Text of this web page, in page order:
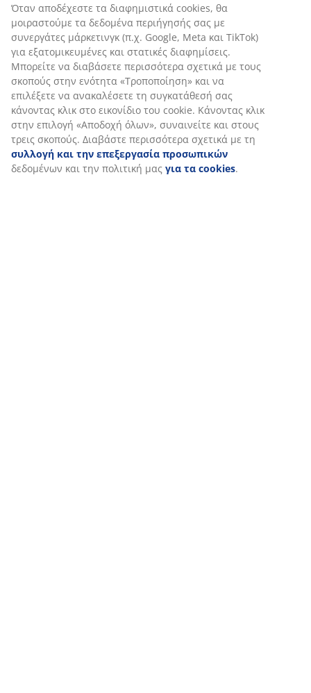
Όταν αποδέχεστε τα διαφημιστικά cookies, θα
μοιραστούμε τα δεδομένα περιήγησής σας με
συνεργάτες μάρκετινγκ (π.χ. Google, Meta και TikTok)
για εξατομικευμένες και στατικές διαφημίσεις.
Μπορείτε να διαβάσετε περισσότερα σχετικά με τους
σκοπούς στην ενότητα «Τροποποίηση» και να
επιλέξετε να ανακαλέσετε τη συγκατάθεσή σας
κάνοντας κλικ στο εικονίδιο του cookie. Κάνοντας κλικ
στην επιλογή «Αποδοχή όλων», συναινείτε και στους
τρεις σκοπούς. Διαβάστε περισσότερα σχετικά με τη
συλλογή και την επεξεργασία προσωπικών
δεδομένων και την πολιτική μας για τα cookies.